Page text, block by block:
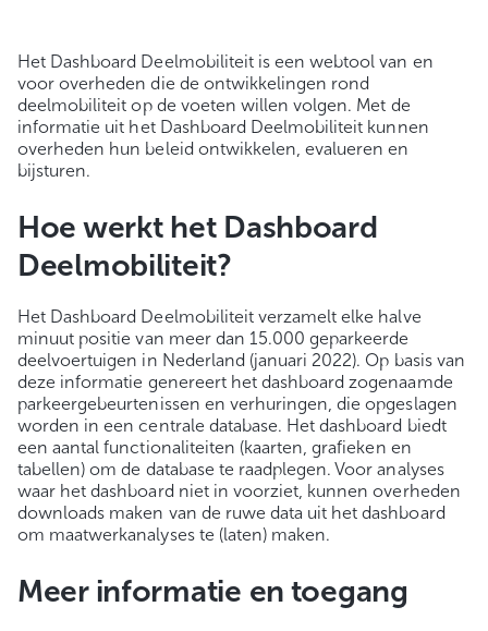
Het Dashboard Deelmobiliteit is een webtool van en
voor overheden die de ontwikkelingen rond
deelmobiliteit op de voeten willen volgen. Met de
informatie uit het Dashboard Deelmobiliteit kunnen
overheden hun beleid ontwikkelen, evalueren en
bijsturen.
Hoe werkt het Dashboard
Deelmobiliteit?
Het Dashboard Deelmobiliteit verzamelt elke halve
minuut positie van meer dan 15.000 geparkeerde
deelvoertuigen in Nederland (januari 2022). Op basis van
deze informatie genereert het dashboard zogenaamde
parkeergebeurtenissen en verhuringen, die opgeslagen
worden in een centrale database. Het dashboard biedt
een aantal functionaliteiten (kaarten, grafieken en
tabellen) om de database te raadplegen. Voor analyses
waar het dashboard niet in voorziet, kunnen overheden
downloads maken van de ruwe data uit het dashboard
om maatwerkanalyses te (laten) maken.
Meer informatie en toegang